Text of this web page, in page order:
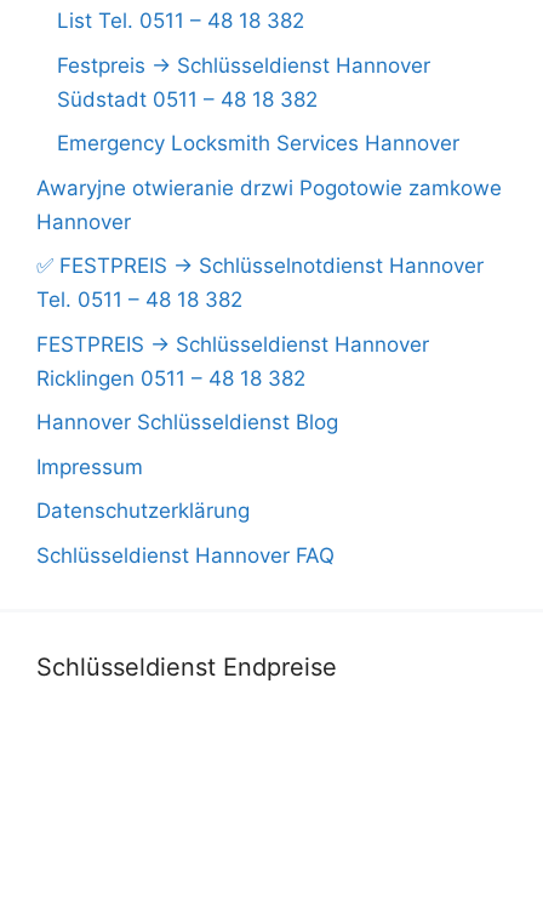
List Tel. 0511 – 48 18 382
Festpreis -> Schlüsseldienst Hannover
Südstadt 0511 – 48 18 382
Emergency Locksmith Services Hannover
Awaryjne otwieranie drzwi Pogotowie zamkowe
Hannover
✅ FESTPREIS -> Schlüsselnotdienst Hannover
Tel. 0511 – 48 18 382
FESTPREIS -> Schlüsseldienst Hannover
Ricklingen 0511 – 48 18 382
Hannover Schlüsseldienst Blog
Impressum
Datenschutzerklärung
Schlüsseldienst Hannover FAQ
Schlüsseldienst Endpreise